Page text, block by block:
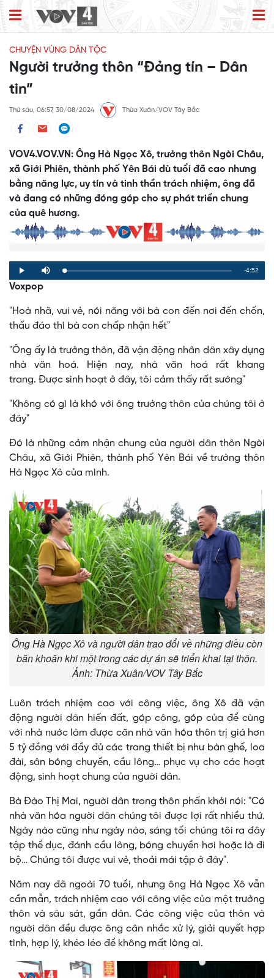
CHUYỆN VÙNG DÂN TỘC
Người trưởng thôn “Đảng tín – Dân
tin”
Thứ sáu, 06:57, 30/08/2024 Thừa Xuân/VOV Tây Bắc
VOV4.VOV.VN: Ông Hà Ngọc Xô, trưởng thôn Ngòi Châu,
xã Giới Phiên, thành phố Yên Bái dù tuổi đã cao nhưng
bằng năng lực, uy tín và tinh thần trách nhiệm, ông đã
và đang có những đóng góp cho sự phát triển chung
của quê hương.
Play Mute Loaded:
0%
Progress:
0%
Remaining
-4:52
Voxpop
"Hoà nhã, vui vẻ, nói năng với bà con đến nơi đến chốn,
thấu đáo thì bà con chấp nhận hết"
"Ông ấy là trưởng thôn, đã vận động nhân dân xây dựng
nhà văn hoá. Hiện nay, nhà văn hoá rất khang
trang. Được sinh hoạt ở đây, tôi cảm thấy rất sướng"
"Không có gì là khó với ông trưởng thôn của chúng tôi ở
đây"
Đó là những cảm nhận chung của người dân thôn Ngòi
Châu, xã Giới Phiên, thành phố Yên Bái về trưởng thôn
Hà Ngọc Xô của mình.
Ông Hà Ngọc Xô và người dân trao đổi về những điều còn
băn khoăn khi một trong các dự án sẽ triển khai tại thôn.
Ảnh: Thừa Xuân/VOV Tây Bắc
Luôn trách nhiệm cao với công việc, ông Xô đã vận
động người dân hiến đất, góp công, góp của để cùng
với nhà nước làm được căn nhà văn hóa thôn trị giá hơn
5 tỷ đồng với đầy đủ các trang thiết bị như bàn ghế, loa
đài, sân bóng chuyền, cầu lông… phục vụ cho các hoạt
động, sinh hoạt chung của người dân.
Bà Đào Thị Mai, người dân trong thôn phấn khởi nói: "Có
nhà văn hóa người dân chúng tôi được lợi rất nhiều thứ.
Ngày nào cũng như ngày nào, sáng tối chúng tôi ra đây
tập thể dục, đánh cầu lông, bóng chuyền hơi hoặc là đi
bộ… Chúng tôi được vui vẻ, thoải mái tập ở đây".
Năm nay đã ngoài 70 tuổi, nhưng ông Hà Ngọc Xô vẫn
cần mẫn, trách nhiệm cao với công việc của một trưởng
thôn và sâu sát, gần dân. Các công việc của thôn và
người dân đều được ông cân nhắc xử lý, giải quyết hợp
tình, hợp lý, khéo léo để không mất lòng ai.